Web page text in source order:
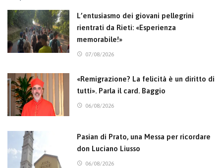
L’entusiasmo dei giovani pellegrini
rientrati da Rieti: «Esperienza
memorabile!»
07/08/2026
«Remigrazione? La felicità è un diritto di
tutti». Parla il card. Baggio
06/08/2026
Pasian di Prato, una Messa per ricordare
don Luciano Liusso
06/08/2026